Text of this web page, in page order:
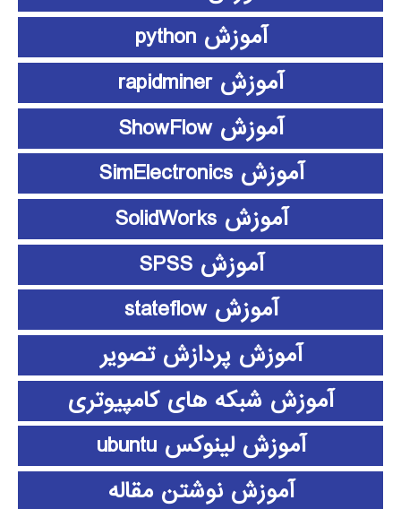
آموزش python
آموزش rapidminer
آموزش ShowFlow
آموزش SimElectronics
آموزش SolidWorks
آموزش SPSS
آموزش stateflow
آموزش پردازش تصویر
آموزش شبکه های کامپیوتری
آموزش لینوکس ubuntu
آموزش نوشتن مقاله